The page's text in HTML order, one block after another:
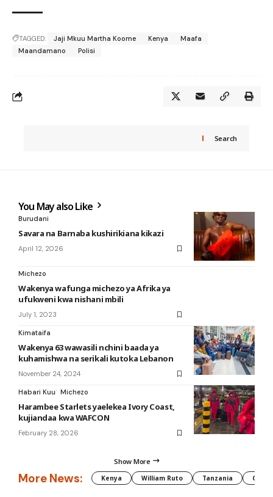
TAGGED: Jaji Mkuu Martha Koome Kenya
Maafa
Maandamano
Polisi
Search
You May also Like
Burudani
Savara na Barnaba kushirikiana kikazi
April 12, 2026
Michezo
Wakenya wafunga michezo ya Afrika ya
ufukweni kwa nishani mbili
July 1, 2023
Kimataifa
Wakenya 63 wawasili nchini baada ya
kuhamishwa na serikali kutoka Lebanon
November 24, 2024
Habari Kuu Michezo
Harambee Starlets yaelekea Ivory Coast,
kujiandaa kwa WAFCON
February 28, 2026
Show More
More News: Kenya William Ruto Tanzania CAF